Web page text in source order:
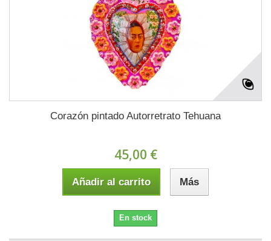
Corazón pintado Autorretrato Tehuana
45,00 €
Añadir al carrito Más
En stock